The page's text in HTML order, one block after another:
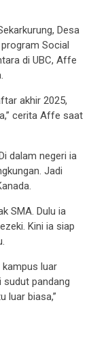
Desa
Social
di UBC, Affe
akhir 2025,
cerita Affe saat
dalam negeri ia
Jadi
SMA. Dulu ia
Kini ia siap
luar
sudut pandang
luar biasa,”